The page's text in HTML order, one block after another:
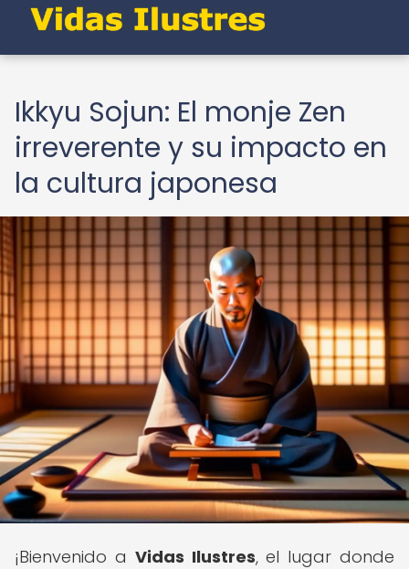
Ikkyu Sojun: El monje Zen
irreverente y su impacto en
la cultura japonesa
¡Bienvenido a Vidas Ilustres, el lugar donde